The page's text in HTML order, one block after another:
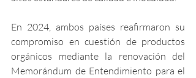
En 2024, ambos países reafirmaron su
compromiso en cuestión de productos
orgánicos mediante la renovación del
Memorándum de Entendimiento para el